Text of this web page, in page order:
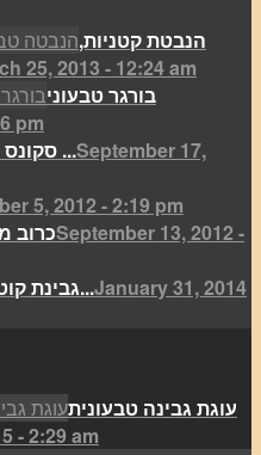
הנבטת קטניות,
25, 2013 - 12:24 am
בורגר טבעוני
pm
סקונס מפנקים וגם עוגיות מאותו ...September 17,
5, 2012 - 2:19 pm
כרובSeptember 13, 2012 -
גבינת קוטג’ טבעונית- מתכון להכנה...January 31, 2014
עוגת גבינה טבעונית
- 2:29 am